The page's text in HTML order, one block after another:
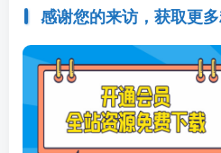
感谢您的来访，获取更